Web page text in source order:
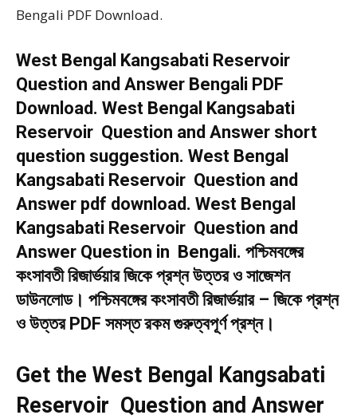
Bengali PDF Download.
West Bengal Kangsabati Reservoir
Question and Answer Bengali PDF
Download. West Bengal Kangsabati
Reservoir Question and Answer short
question suggestion. West Bengal
Kangsabati Reservoir Question and
Answer pdf download. West Bengal
Kangsabati Reservoir Question and
Answer Question in Bengali. পশ্চিমবঙ্গের
কংসাবতী রিজার্ভয়ার জিকে প্রশ্ন উত্তর ও সাজেশন
ডাউনলোড। পশ্চিমবঙ্গের কংসাবতী রিজার্ভয়ার – জিকে প্রশ্ন
ও উত্তর PDF সমস্ত রকম গুরুত্বপূর্ণ প্রশ্ন।
Get the West Bengal Kangsabati
Reservoir Question and Answer